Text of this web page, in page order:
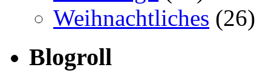
Weihnachtliches (26)
Blogroll